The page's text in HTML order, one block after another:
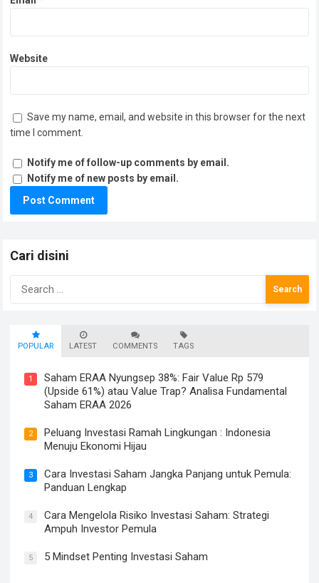
Website
Save my name, email, and website in this browser for the next
time I comment.
Notify me of follow-up comments by email.
Notify me of new posts by email.
Cari disini
Search
POPULAR LATEST COMMENTS TAGS
1
Saham ERAA Nyungsep 38%: Fair Value Rp 579
(Upside 61%) atau Value Trap? Analisa Fundamental
Saham ERAA 2026
2
Peluang Investasi Ramah Lingkungan : Indonesia
Menuju Ekonomi Hijau
3
Cara Investasi Saham Jangka Panjang untuk Pemula:
Panduan Lengkap
4
Cara Mengelola Risiko Investasi Saham: Strategi
Ampuh Investor Pemula
5 5 Mindset Penting Investasi Saham